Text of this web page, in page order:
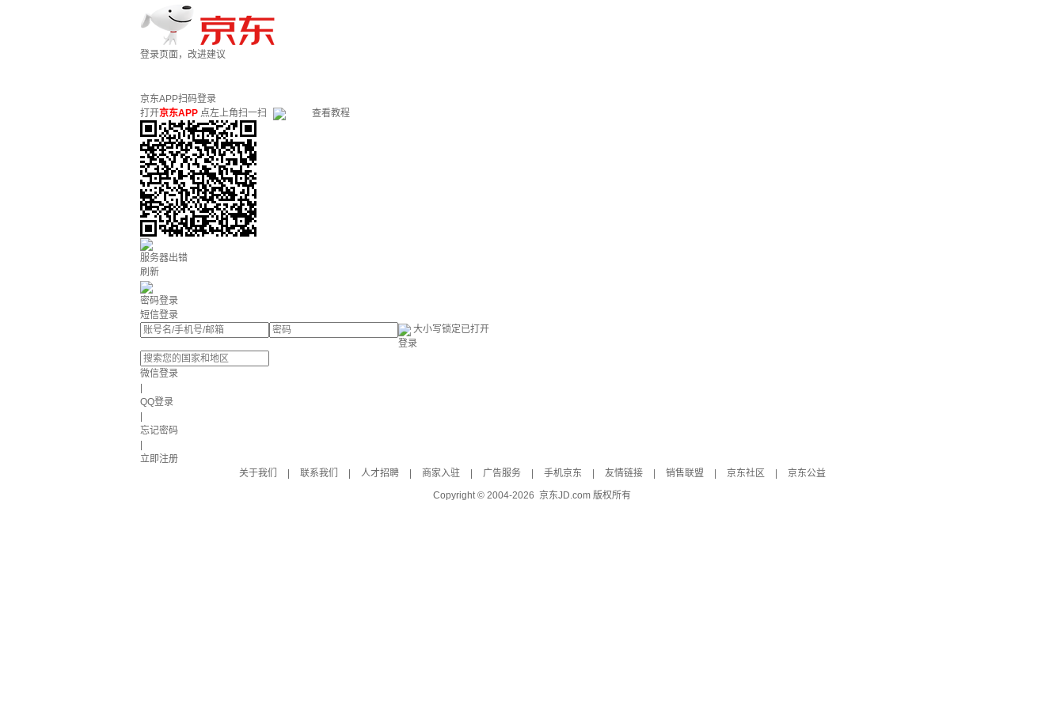
登录页面，改进建议
京东APP扫码登录
打开京东APP 点左上角扫一扫 查看教程
服务器出错
刷新
密码登录
短信登录
大小写锁定已打开
登录
微信登录
QQ登录
忘记密码
立即注册
关于我们
联系我们 人才招聘 商家入驻 广告服务 手机京东 友情链接 销售联盟 京东社区
京东公益
Copyright © 2004-2026 京东JD.com 版权所有